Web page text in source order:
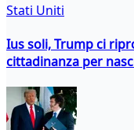
Stati Uniti
Ius soli, Trump ci
cittadinanza per